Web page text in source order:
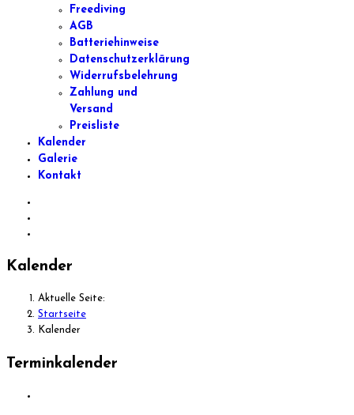
Freediving
AGB
Batteriehinweise
Datenschutzerklärung
Widerrufsbelehrung
Zahlung und
Versand
Preisliste
Kalender
Galerie
Kontakt
Kalender
Aktuelle Seite:
Startseite
Kalender
Terminkalender